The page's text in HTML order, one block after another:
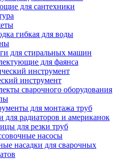
для сантехники
гибкая для воды
для стиральных машин
для фаянса
инструмент
сварочного оборудования
для монтажа труб
для радиаторов и американок
для резки труб
насосы
насадки для сварочных